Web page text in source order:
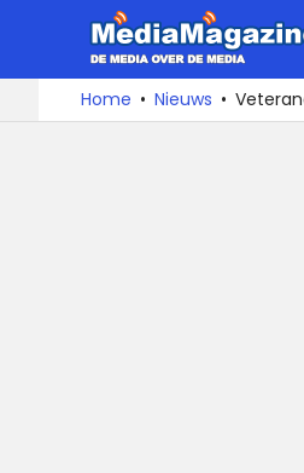
naar
De
media
over
Home Nieuws